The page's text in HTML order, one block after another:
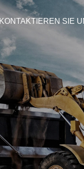
KONTAKTIEREN SIE